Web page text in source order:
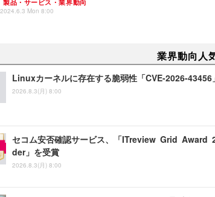
製品・サービス・業界動向
2024.6.3 Mon 8:00
業界動向人
Linuxカーネルに存在する脆弱性「CVE-2026-43456
2026.8.3(月) 8:00
セコム安否確認サービス、「ITreview Grid Award
der」を受賞
2026.8.3(月) 8:00